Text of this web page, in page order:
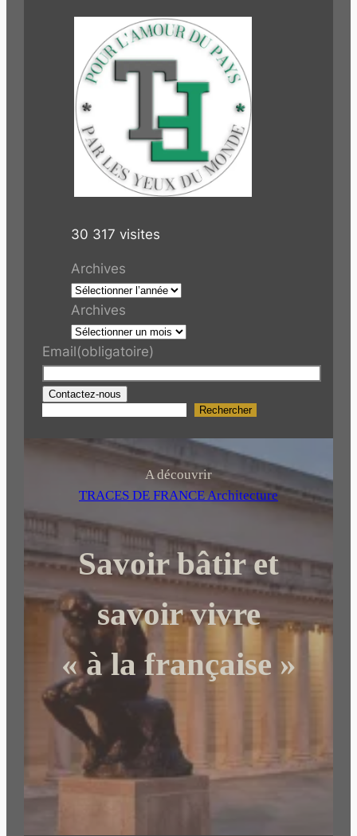
30 317 visites
Archives
Archives
Email(obligatoire)
Contactez-nous
r
c
h
r
Rechercher
A découvrir
TRACES DE FRANCE Architecture
Savoir bâtir et
savoir vivre
« à la française »